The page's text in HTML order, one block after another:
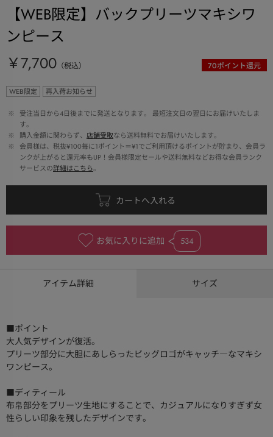
【WEB限定】バックプリーツマキシワ
ンピース
￥7,700 （税込） 70ポイント還元
WEB限定 再入荷お知らせ
※
受注当日から4日後までに発送となります。 最短注文日の翌日にお届けいたしま
す。
※
購入金額に関わらず、 店舗受取なら送料無料でお届けいたします。
※
会員様は、税抜¥100毎に1ポイント＝¥1でご利用頂けるポイントが貯まり、会員ラ
ンクが上がると還元率もUP！会員様限定セールや送料無料などお得な会員ランク
サービスの詳細はこちら。
お気に入りに追加 534
アイテム詳細 サイズ
■ポイント
大人気デザインが復活。
プリーツ部分に大胆にあしらったビッグロゴがキャッチ―なマキシ
ワンピース。
■ディティール
布帛部分をプリーツ生地にすることで、カジュアルになりすぎず女
性らしい印象を残したデザインです。